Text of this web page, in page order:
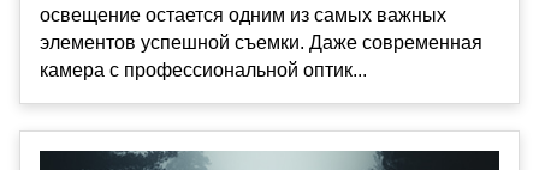
освещение остается одним из самых важных
элементов успешной съемки. Даже современная
камера с профессиональной оптик...